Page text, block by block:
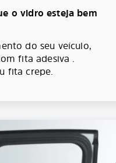
o vidro esteja bem
do seu veículo,
fita adesiva .
fita crepe.